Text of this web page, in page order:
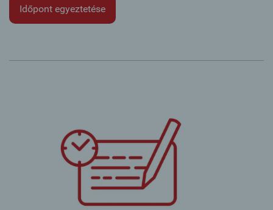
Időpont egyeztetése